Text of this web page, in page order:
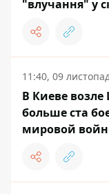
"влучання" у
11:40, 09
В Киеве
больше ста
мировой